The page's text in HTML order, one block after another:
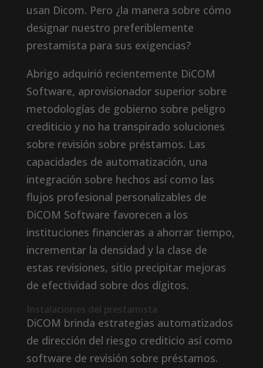
usan Dicom. Pero ¿la manera sobre cómo
designar nuestro preferiblemente
prestamista para sus exigencias?
Abrigo adquirió recientemente DiCOM
Software, aprovisionador superior sobre
metodologías de gobierno sobre peligro
crediticio y no ha transpirado soluciones
sobre revisión sobre préstamos. Las
capacidades de automatización, una
integración sobre hechos así­ como las
flujos profesional personalizables de
DiCOM Software favorecen a los
instituciones financieras a ahorrar tiempo,
incrementar la densidad y la clase de
estas revisiones, sitio precipitar mejoras
de efectividad sobre dos dígitos.
Instalaciones del prestamista
DiCOM brinda estrategias automatizados
de dirección del riesgo crediticio así­ como
software de revisión sobre préstamos.